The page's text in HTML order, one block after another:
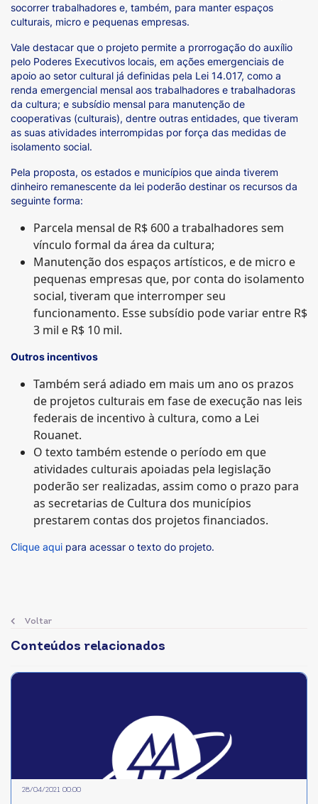
socorrer trabalhadores e, também, para manter espaços
culturais, micro e pequenas empresas.
Vale destacar que o projeto permite a prorrogação do auxílio
pelo Poderes Executivos locais, em ações emergenciais de
apoio ao setor cultural já definidas pela Lei 14.017, como a
renda emergencial mensal aos trabalhadores e trabalhadoras
da cultura; e subsídio mensal para manutenção de
cooperativas (culturais), dentre outras entidades, que tiveram
as suas atividades interrompidas por força das medidas de
isolamento social.
Pela proposta, os estados e municípios que ainda tiverem
dinheiro remanescente da lei poderão destinar os recursos da
seguinte forma:
Parcela mensal de R$ 600 a trabalhadores sem
vínculo formal da área da cultura;
Manutenção dos espaços artísticos, e de micro e
pequenas empresas que, por conta do isolamento
social, tiveram que interromper seu
funcionamento. Esse subsídio pode variar entre R$
3 mil e R$ 10 mil.
Outros incentivos
Também será adiado em mais um ano os prazos
de projetos culturais em fase de execução nas leis
federais de incentivo à cultura, como a Lei
Rouanet.
O texto também estende o período em que
atividades culturais apoiadas pela legislação
poderão ser realizadas, assim como o prazo para
as secretarias de Cultura dos municípios
prestarem contas dos projetos financiados.
Clique aqui para acessar o texto do projeto.
Voltar
Conteúdos relacionados
28/04/2021 00:00